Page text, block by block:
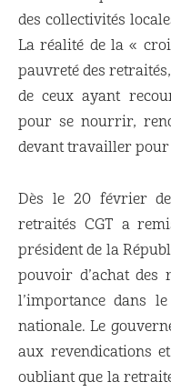
des collectivités
La réalité de la «
pauvreté des
de ceux ayant
pour se nourrir,
devant travailler pour
Dès le 20 février
retraités CGT a
président de la
pouvoir d’achat des
l’importance dans
nationale. Le
aux revendications
oubliant que la